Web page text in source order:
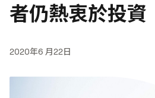
者仍熱衷於投資
2020年6 月22日